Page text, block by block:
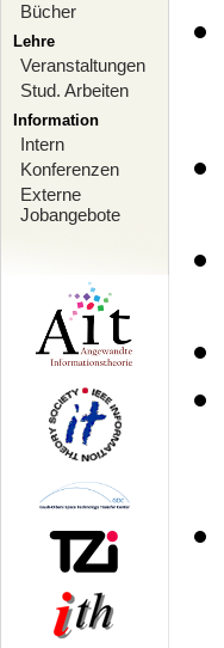
Bücher
Lehre
Veranstaltungen
Stud. Arbeiten
Information
Intern
Konferenzen
Externe
Jobangebote